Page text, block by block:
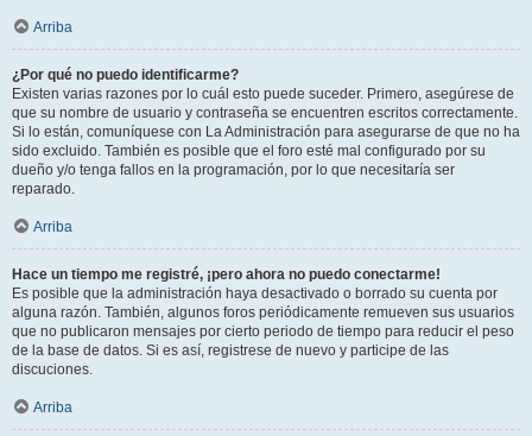
Arriba
¿Por qué no puedo identificarme?
Existen varias razones por lo cuál esto puede suceder. Primero, asegúrese de
que su nombre de usuario y contraseña se encuentren escritos correctamente.
Si lo están, comuníquese con La Administración para asegurarse de que no ha
sido excluido. También es posible que el foro esté mal configurado por su
dueño y/o tenga fallos en la programación, por lo que necesitaría ser
reparado.
Arriba
Hace un tiempo me registré, ¡pero ahora no puedo conectarme!
Es posible que la administración haya desactivado o borrado su cuenta por
alguna razón. También, algunos foros periódicamente remueven sus usuarios
que no publicaron mensajes por cierto periodo de tiempo para reducir el peso
de la base de datos. Si es así, registrese de nuevo y participe de las
discuciones.
Arriba